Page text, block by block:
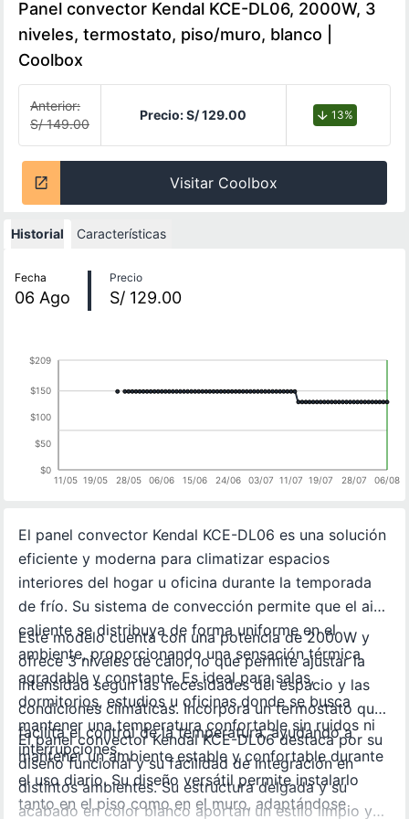
Panel convector Kendal KCE-DL06, 2000W, 3
niveles, termostato, piso/muro, blanco |
Coolbox
Anterior:
S/ 149.00
Precio:S/ 129.00 13%
Visitar Coolbox
Historial Características
Fecha
06 Ago
Precio
S/ 129.00
11/05 19/05 28/05 06/06 15/06 24/06 03/07 11/07 19/07 28/07 06/08
$0
$50
$100
$150
$209
El panel convector Kendal KCE-DL06 es una solución
eficiente y moderna para climatizar espacios
interiores del hogar u oficina durante la temporada
de frío. Su sistema de convección permite que el aire
caliente se distribuya de forma uniforme en el
ambiente, proporcionando una sensación térmica
agradable y constante. Es ideal para salas,
dormitorios, estudios u oficinas donde se busca
mantener una temperatura confortable sin ruidos ni
interrupciones.
Este modelo cuenta con una potencia de 2000W y
ofrece 3 niveles de calor, lo que permite ajustar la
intensidad según las necesidades del espacio y las
condiciones climáticas. Incorpora un termostato que
facilita el control de la temperatura, ayudando a
mantener un ambiente estable y confortable durante
el uso diario. Su diseño versátil permite instalarlo
tanto en el piso como en el muro, adaptándose
El panel convector Kendal KCE-DL06 destaca por su
diseño funcional y su facilidad de integración en
distintos ambientes. Su estructura delgada y su
acabado en color blanco aportan un estilo limpio y